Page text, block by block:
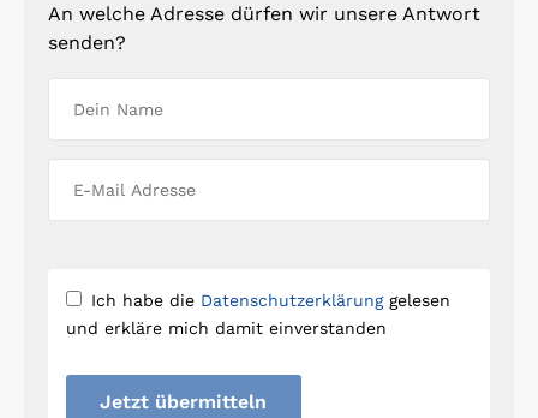
An welche Adresse dürfen wir unsere Antwort
senden?
Ich habe die Datenschutzerklärunggelesen
und erkläre mich damit einverstanden
Jetzt übermitteln